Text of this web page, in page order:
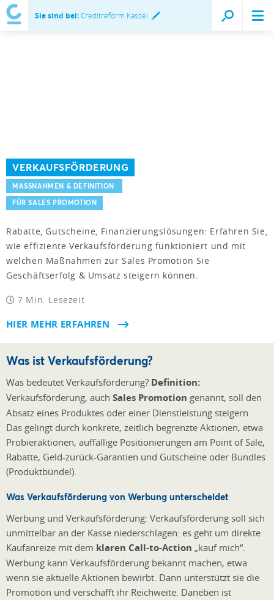
Sie sind bei:Creditreform Kassel
VERKAUFSFÖRDERUNG
MASSNAHMEN & DEFINITION
FÜR SALES PROMOTION
Rabatte, Gutscheine, Finanzierungslösungen: Erfahren Sie,
wie effiziente Verkaufsförderung funktioniert und mit
welchen Maßnahmen zur Sales Promotion Sie
Geschäftserfolg & Umsatz steigern können.
7 Min. Lesezeit
HIER MEHR ERFAHREN
Was ist Verkaufsförderung?
Was bedeutet Verkaufsförderung? Definition:
Verkaufsförderung, auch Sales Promotion genannt, soll den
Absatz eines Produktes oder einer Dienstleistung steigern.
Das gelingt durch konkrete, zeitlich begrenzte Aktionen, etwa
Probieraktionen, auffällige Positionierungen am Point of Sale,
Rabatte, Geld-zurück-Garantien und Gutscheine oder Bundles
(Produktbündel).
Was Verkaufsförderung von Werbung unterscheidet
Werbung und Verkaufsförderung: Verkaufsförderung soll sich
unmittelbar an der Kasse niederschlagen: es geht um direkte
Kaufanreize mit dem klaren Call-to-Action „kauf mich“.
Werbung kann Verkaufsförderung bekannt machen, etwa
wenn sie aktuelle Aktionen bewirbt. Dann unterstützt sie die
Promotion und verschafft ihr Reichweite. Daneben ist